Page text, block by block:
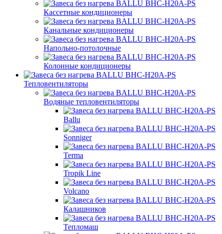
Кассетные кондиционеры
Канальные кондиционеры
Напольно-потолочные
Колонные кондиционеры
Тепловентиляторы
Водяные тепловентиляторы
Ballu
Sonniger
Terma
Tropik Line
Volcano
Калашников
Тепломаш